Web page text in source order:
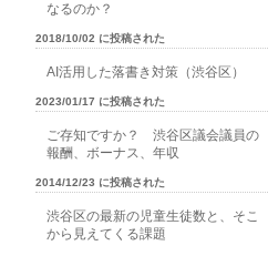
なるのか？
2018/10/02 に投稿された
AI活用した落書き対策（渋谷区）
2023/01/17 に投稿された
ご存知ですか？ 渋谷区議会議員の
報酬、ボーナス、年収
2014/12/23 に投稿された
渋谷区の最新の児童生徒数と、そこ
から見えてくる課題